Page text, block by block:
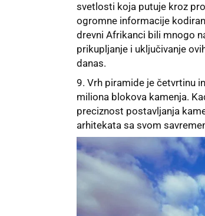
svetlosti koja putuje kroz
ogromne informacije
drevni Afrikanci bili mnogo
prikupljanje i uključivanje
danas.
Vrh piramide je četvrtinu
miliona blokova kamenja.
preciznost postavljanja
arhitekata sa svom